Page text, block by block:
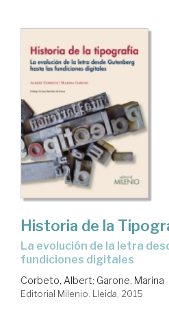
Historia de la
la evolución de la letra desde Gutenberg hasta las
fundiciones digitales
Corbeto, Albert; Garone, Marina
Editorial Milenio. Lleida, 2015